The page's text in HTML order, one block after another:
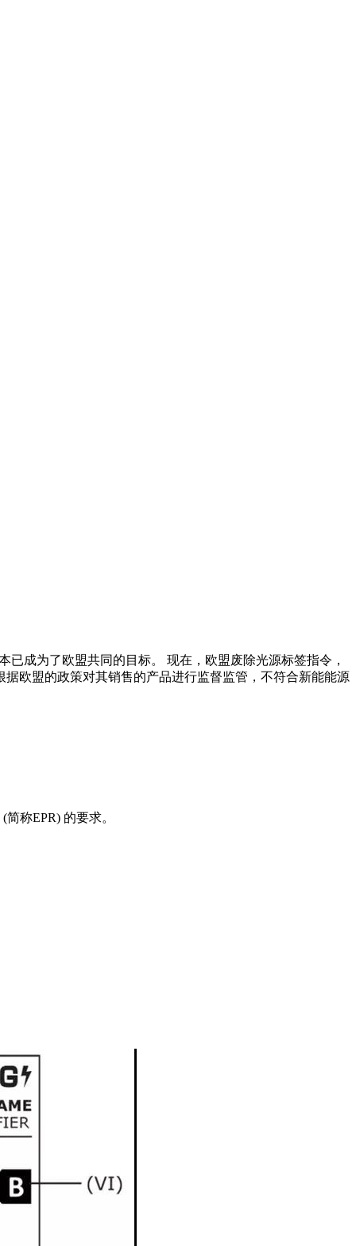
成为了欧盟共同的目标。 现在，欧盟废除光源标签指令，
欧盟的政策对其销售的产品进行监督监管，不符合新能能源
称EPR) 的要求。